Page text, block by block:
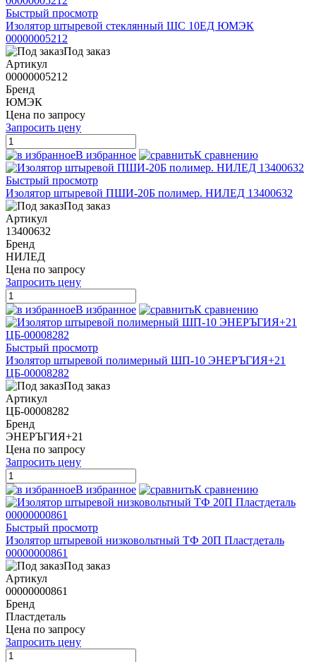
Быстрый просмотр
Изолятор штыревой стеклянный ШС 10ЕД ЮМЭК
00000005212
Под заказ
Артикул
00000005212
Бренд
ЮМЭК
Цена по запросу
Запросить цену
В избранное К сравнению
Быстрый просмотр
Изолятор штыревой ПШИ-20Б полимер. НИЛЕД 13400632
Под заказ
Артикул
13400632
Бренд
НИЛЕД
Цена по запросу
Запросить цену
В избранное К сравнению
Быстрый просмотр
Изолятор штыревой полимерный ШП-10 ЭНЕРЪГИЯ+21
ЦБ-00008282
Под заказ
Артикул
ЦБ-00008282
Бренд
ЭНЕРЪГИЯ+21
Цена по запросу
Запросить цену
В избранное К сравнению
Быстрый просмотр
Изолятор штыревой низковольтный ТФ 20П Пластдеталь
00000000861
Под заказ
Артикул
00000000861
Бренд
Пластдеталь
Цена по запросу
Запросить цену